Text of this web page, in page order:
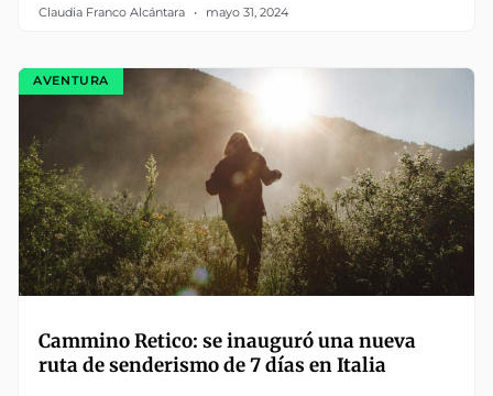
Claudia Franco Alcántara mayo 31, 2024
AVENTURA
Cammino Retico: se inauguró una nueva
ruta de senderismo de 7 días en Italia